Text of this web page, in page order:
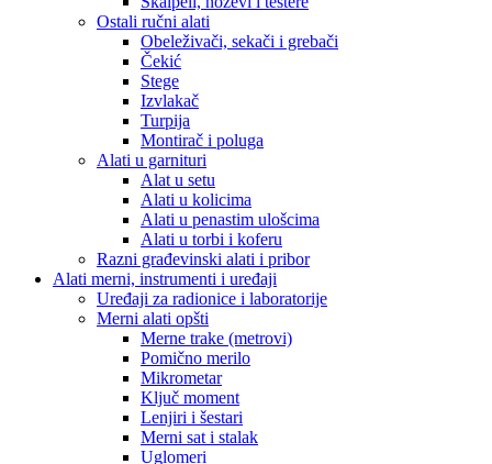
Ostali ručni alati
Obeleživači, sekači i grebači
Čekić
Stege
Izvlakač
Turpija
Montirač i poluga
Alati u garnituri
Alat u setu
Alati u kolicima
Alati u penastim ulošcima
Alati u torbi i koferu
Razni građevinski alati i pribor
Alati merni, instrumenti i uređaji
Uređaji za radionice i laboratorije
Merni alati opšti
Merne trake (metrovi)
Pomično merilo
Mikrometar
Ključ moment
Lenjiri i šestari
Merni sat i stalak
Uglomeri